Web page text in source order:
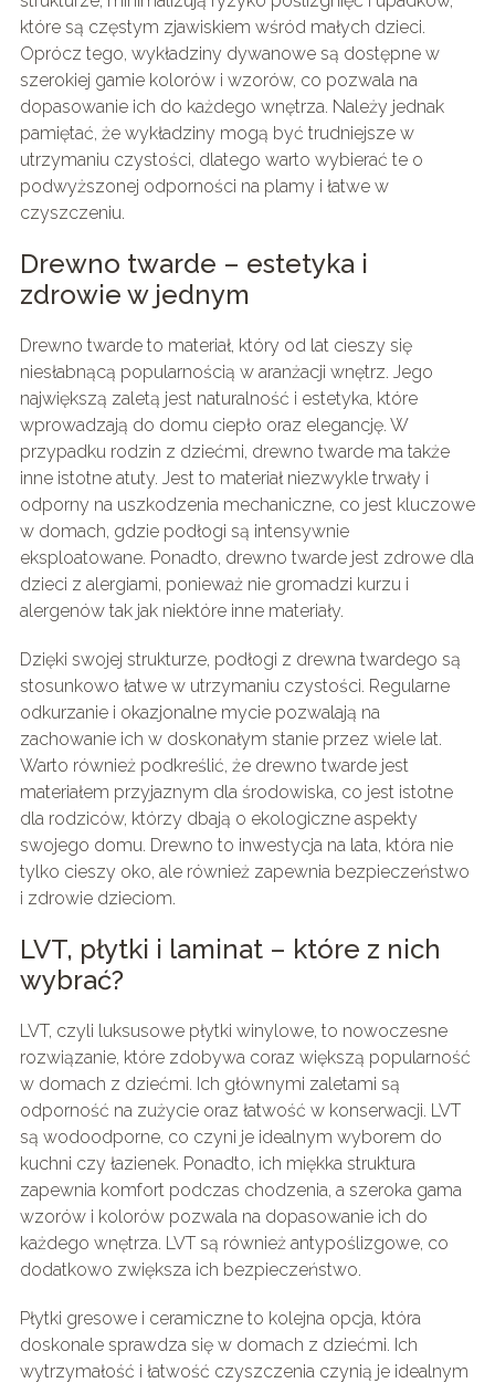
które są częstym zjawiskiem wśród małych dzieci.
Oprócz tego, wykładziny dywanowe są dostępne w
szerokiej gamie kolorów i wzorów, co pozwala na
dopasowanie ich do każdego wnętrza. Należy jednak
pamiętać, że wykładziny mogą być trudniejsze w
utrzymaniu czystości, dlatego warto wybierać te o
podwyższonej odporności na plamy i łatwe w
czyszczeniu.
Drewno twarde – estetyka i
zdrowie w jednym
Drewno twarde to materiał, który od lat cieszy się
niesłabnącą popularnością w aranżacji wnętrz. Jego
największą zaletą jest naturalność i estetyka, które
wprowadzają do domu ciepło oraz elegancję. W
przypadku rodzin z dziećmi, drewno twarde ma także
inne istotne atuty. Jest to materiał niezwykle trwały i
odporny na uszkodzenia mechaniczne, co jest kluczowe
w domach, gdzie podłogi są intensywnie
eksploatowane. Ponadto, drewno twarde jest zdrowe dla
dzieci z alergiami, ponieważ nie gromadzi kurzu i
alergenów tak jak niektóre inne materiały.
Dzięki swojej strukturze, podłogi z drewna twardego są
stosunkowo łatwe w utrzymaniu czystości. Regularne
odkurzanie i okazjonalne mycie pozwalają na
zachowanie ich w doskonałym stanie przez wiele lat.
Warto również podkreślić, że drewno twarde jest
materiałem przyjaznym dla środowiska, co jest istotne
dla rodziców, którzy dbają o ekologiczne aspekty
swojego domu. Drewno to inwestycja na lata, która nie
tylko cieszy oko, ale również zapewnia bezpieczeństwo
i zdrowie dzieciom.
LVT, płytki i laminat – które z nich
wybrać?
LVT, czyli luksusowe płytki winylowe, to nowoczesne
rozwiązanie, które zdobywa coraz większą popularność
w domach z dziećmi. Ich głównymi zaletami są
odporność na zużycie oraz łatwość w konserwacji. LVT
są wodoodporne, co czyni je idealnym wyborem do
kuchni czy łazienek. Ponadto, ich miękka struktura
zapewnia komfort podczas chodzenia, a szeroka gama
wzorów i kolorów pozwala na dopasowanie ich do
każdego wnętrza. LVT są również antypoślizgowe, co
dodatkowo zwiększa ich bezpieczeństwo.
Płytki gresowe i ceramiczne to kolejna opcja, która
doskonale sprawdza się w domach z dziećmi. Ich
wytrzymałość i łatwość czyszczenia czynią je idealnym